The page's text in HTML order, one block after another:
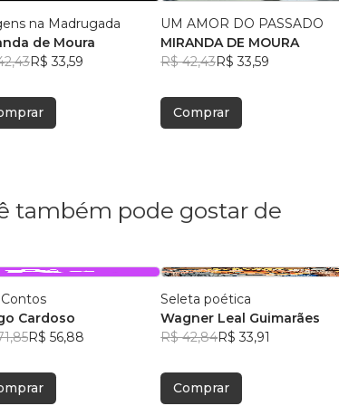
na Madrugada
de Moura
R$ 33,59
UM AMOR DO PASSADO
MIRANDA DE MOURA
R$ 42,43R$ 33,59
Comprar
também pode gostar de
Cardoso
R$ 56,88
Seleta poética
Wagner Leal Guimarães
R$ 42,84R$ 33,91
Comprar